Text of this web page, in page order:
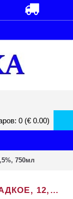
0 (€ 0.00)
750мл
ВИНО ГРАНАТОВОЕ, ПОЛУСЛАДКОЕ, 12,5%, 750МЛ